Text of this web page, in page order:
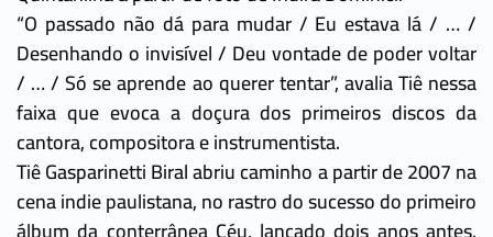
“O passado não dá para mudar / Eu estava lá / … /
Desenhando o invisível / Deu vontade de poder voltar
/ … / Só se aprende ao querer tentar”, avalia Tiê nessa
faixa que evoca a doçura dos primeiros discos da
cantora, compositora e instrumentista.
Tiê Gasparinetti Biral abriu caminho a partir de 2007 na
cena indie paulistana, no rastro do sucesso do primeiro